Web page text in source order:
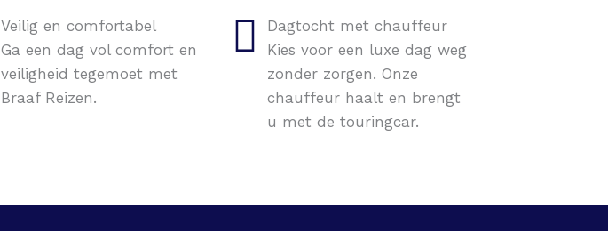
Veilig en comfortabel
Ga een dag vol comfort en
veiligheid tegemoet met
Braaf Reizen.
Dagtocht met chauffeur
Kies voor een luxe dag weg
zonder zorgen. Onze
chauffeur haalt en brengt
u met de touringcar.